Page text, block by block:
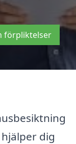
förpliktelser
dig